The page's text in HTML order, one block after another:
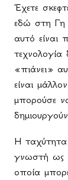
Έχετε
εδώ στη Γη
αυτό είναι
τεχνολογία
«πιάνει»
είναι
μπορούσε
Η ταχύτητα
γνωστή ως
οποία